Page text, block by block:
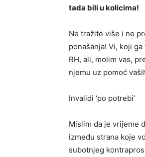
tada bili u kolicima!
Ne tražite više i ne
ponašanja! Vi, koji
RH, ali, molim vas,
njemu uz pomoć
Invalidi ‘po potrebi’
Mislim da je vrijeme
između strana koje
subotnjeg